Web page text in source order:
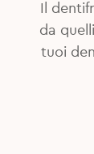
Il
da
tuoi